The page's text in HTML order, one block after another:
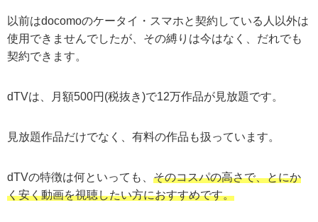
以前はdocomoのケータイ・スマホと契約している人以外は
使用できませんでしたが、その縛りは今はなく、だれでも
契約できます。
dTVは、月額500円(税抜き)で12万作品が見放題です。
見放題作品だけでなく、有料の作品も扱っています。
dTVの特徴は何といっても、 そのコスパの高さで、とにか
く安く動画を視聴したい方におすすめです。